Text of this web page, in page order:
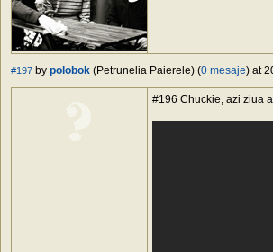
#197 by polobok (Petrunelia Paierele) (0 mesaje) at
#196 Chuckie, azi ziua